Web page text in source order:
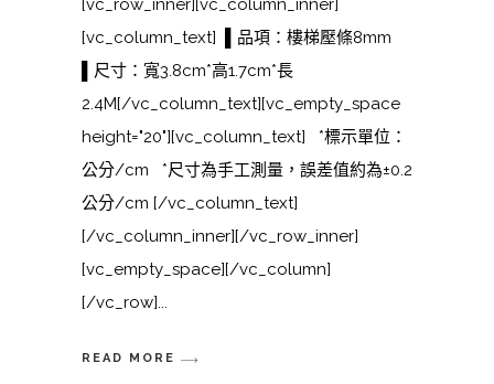
[vc_row_inner][vc_column_inner]
[vc_column_text] ▌品項：樓梯壓條8mm
▌尺寸：寬3.8cm*高1.7cm*長
2.4M[/vc_column_text][vc_empty_space
height="20"][vc_column_text] *標示單位：
公分/cm *尺寸為手工測量，誤差值約為±0.2
公分/cm [/vc_column_text]
[/vc_column_inner][/vc_row_inner]
[vc_empty_space][/vc_column]
[/vc_row]
READ MORE